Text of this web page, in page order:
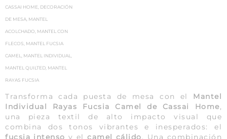
CASSAI HOME, DECORACIÓN
DE MESA, MANTEL
ACOLCHADO, MANTEL CON
FLECOS, MANTEL FUCSIA
CAMEL, MANTEL INDIVIDUAL,
MANTEL QUILTED, MANTEL
RAYAS FUCSIA
Transforma cada puesta de mesa con el Mantel
Individual Rayas Fucsia Camel de Cassai Home,
una pieza textil de alto impacto visual que
combina dos tonos vibrantes e inesperados: el
fucsia intenso y elcamel cálido. Una combinación